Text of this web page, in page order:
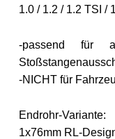
1.0 / 1.2 / 1.2 TSI /
-passend für
-NICHT für
Endrohr-Variante:
1x76mm RL-